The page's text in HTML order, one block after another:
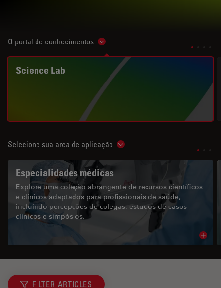
O portal de conhecimentos Show subnavigation
Science Lab
Selecione sua area de aplicação Show subnavigation
Especialidades médicas
Explore uma coleção abrangente de recursos científicos
e clínicos adaptados para profissionais de saúde,
incluindo percepções de colegas, estudos de casos
clínicos e simpósios.
FILTER ARTICLES